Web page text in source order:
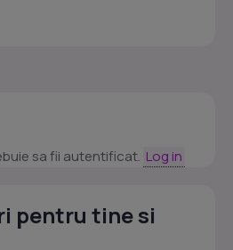
sa fii autentificat. Log in
pentru tine si